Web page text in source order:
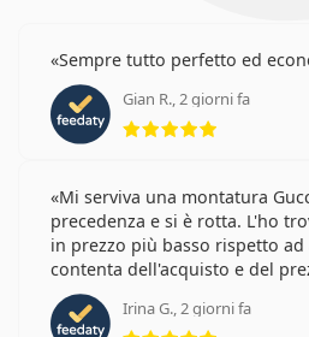
Sempre tutto perfetto ed
Gian R., 2 giorni fa
Mi serviva una montatura
precedenza e si è rotta. L'ho
in prezzo più basso rispetto
contenta dell'acquisto e del
Irina G., 2 giorni fa